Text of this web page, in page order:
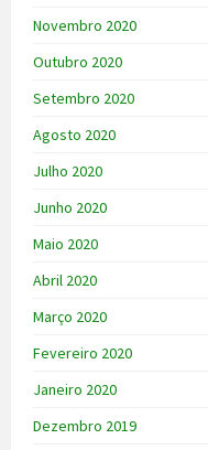
Novembro 2020
Outubro 2020
Setembro 2020
Agosto 2020
Julho 2020
Junho 2020
Maio 2020
Abril 2020
Março 2020
Fevereiro 2020
Janeiro 2020
Dezembro 2019